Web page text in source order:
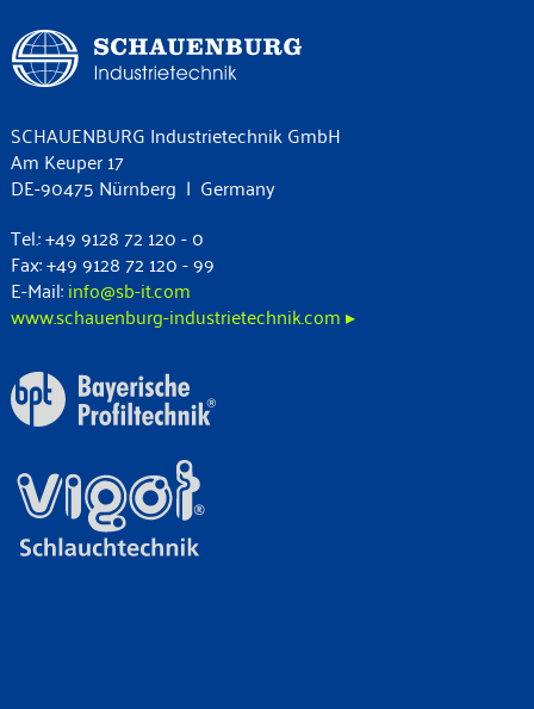
SCHAUENBURG Industrietechnik GmbH
Am Keuper 17
DE-90475 Nürnberg | Germany
Tel.: +49 9128 72 120 - 0
Fax: +49 9128 72 120 - 99
E-Mail:info@sb-it.com
www.schauenburg-industrietechnik.com ▸